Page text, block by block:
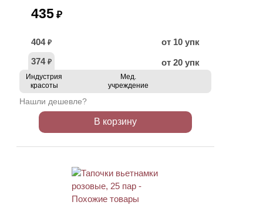
435 ₽
404 ₽
от 10 упк
374 ₽ от 20 упк
Индустрия
красоты
Мед.
учреждение
Нашли дешевле?
В корзину